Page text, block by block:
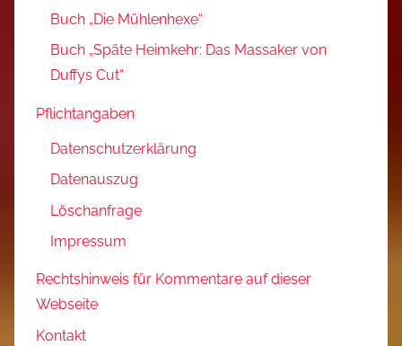
Buch „Die Mühlenhexe“
Buch „Späte Heimkehr: Das Massaker von
Duffys Cut“
Pflichtangaben
Datenschutzerklärung
Datenauszug
Löschanfrage
Impressum
Rechtshinweis für Kommentare auf dieser
Webseite
Kontakt